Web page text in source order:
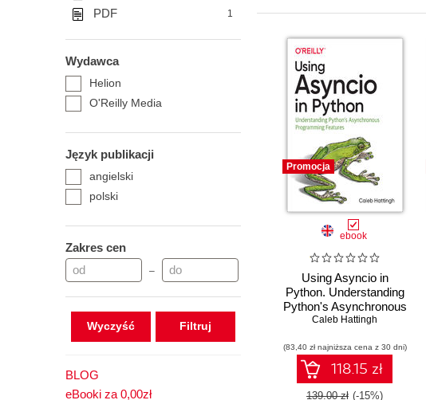
PDF 1
Wydawca
Helion
O'Reilly Media
Język publikacji
angielski
polski
Zakres cen
–
Wyczyść
BLOG
eBooki za 0,00zł
Promocja
ebook
Using Asyncio in
Python. Understanding
Python's Asynchronous
Programming Features
Caleb Hattingh
(83,40 zł najniższa cena z 30 dni)
118.15 zł
139.00 zł (-15%)